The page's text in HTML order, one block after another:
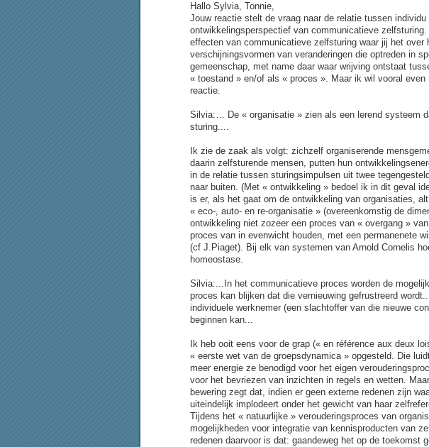
Hallo Sylvia, Tonnie,
Jouw reactie stelt de vraag naar de relatie tussen
ontwikkelingsperspectief van communicatieve
effecten van communicatieve zelfsturing waar jij het
verschijningsvormen van veranderingen die optreden in
gemeenschap, met name daar waar wrijving ontstaat
« toestand » en/of als « proces ». Maar ik wil vooral
reactie.
Silvia:… De « organisatie » zien als een lerend systeem
sturing....
Ik zie de zaak als volgt: zichzelf organiserende
daarin zelfsturende mensen, putten hun
in de relatie tussen sturingsimpulsen uit twee
naar buiten. (Met « ontwikkeling » bedoel ik in dit geval
is er, als het gaat om de ontwikkeling van organisaties,
« eco-, auto- en re-organisatie » (overeenkomstig de
ontwikkeling niet zozeer een proces van « overgang »
proces van in evenwicht houden, met een permanenete
(cf J.Piaget). Bij elk van systemen van Arnold Cornelis
homeostase.
Silvia:...In het communicatieve proces worden de
proces kan blijken dat die vernieuwing gefrustreerd
individuele werknemer (een slachtoffer van die nieuwe
beginnen kan...
Ik heb ooit eens voor de grap (« en référence aux deux
« eerste wet van de groepsdynamica » opgesteld. Die
meer energie ze benodigd voor het eigen
voor het bevriezen van inzichten in regels en wetten.
bewering zegt dat, indien er geen externe redenen zijn
uiteindelijk implodeert onder het gewicht van haar
Tijdens het « natuurlijke » verouderingsproces van
mogelijkheden voor integratie van kennisproducten van
redenen daarvoor is dat: gaandeweg het op de toekomst